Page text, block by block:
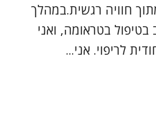
חוויה רגשית.במהלך
בטיפול בטראומה, ואני
לריפוי. אני...